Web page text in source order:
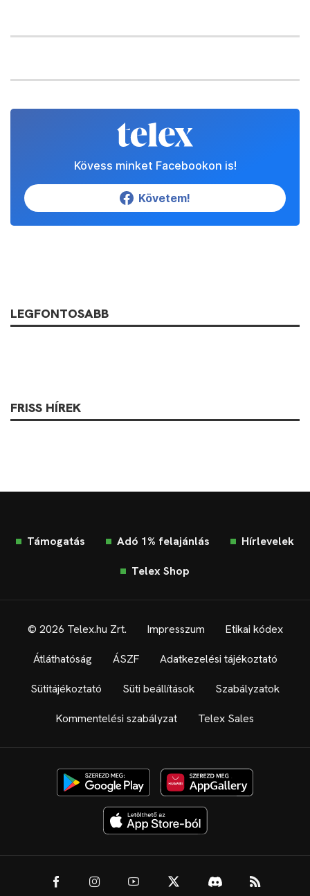
Kövess minket Facebookon is!
Követem!
LEGFONTOSABB
FRISS HÍREK
Támogatás Adó 1% felajánlás Hírlevelek
Telex Shop
© 2026 Telex.hu Zrt. Impresszum Etikai kódex
Átláthatóság ÁSZF Adatkezelési tájékoztató
Sütitájékoztató Süti beállítások Szabályzatok
Kommentelési szabályzat Telex Sales